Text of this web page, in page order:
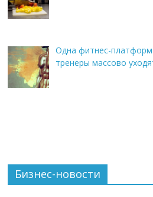
Одна фитнес-
тренеры массово
Бизнес-новости